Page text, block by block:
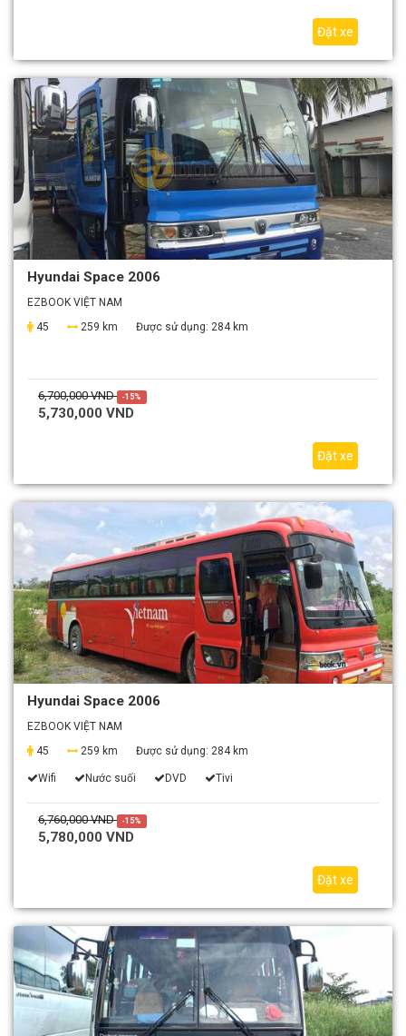
Đặt xe
Hyundai Space 2006
EZBOOK VIỆT NAM
45
259 km Được sử dụng: 284 km
6,700,000 VND -15%
5,730,000 VND
Đặt xe
Hyundai Space 2006
EZBOOK VIỆT NAM
45
259 km Được sử dụng: 284 km
Wifi Nước suối DVD Tivi
6,760,000 VND -15%
5,780,000 VND
Đặt xe